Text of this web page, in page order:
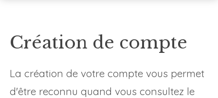
Création de compte
La création de votre compte vous permet
d'être reconnu quand vous consultez le